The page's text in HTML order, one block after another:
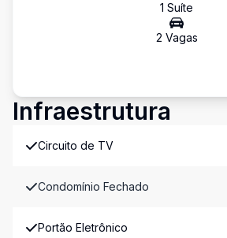
1 Suíte
2 Vagas
Infraestrutura
Circuito de TV
Condomínio Fechado
Portão Eletrônico